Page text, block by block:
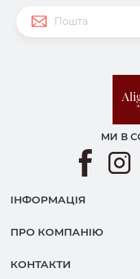
МИ В
ІНФОРМАЦІЯ
ПРО КОМПАНІЮ
КОНТАКТИ